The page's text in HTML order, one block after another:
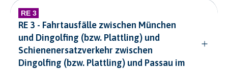
RE 3 - Fahrtausfälle zwischen München
und Dingolfing (bzw. Plattling) und
Schienenersatzverkehr zwischen
Dingolfing (bzw. Plattling) und Passau im